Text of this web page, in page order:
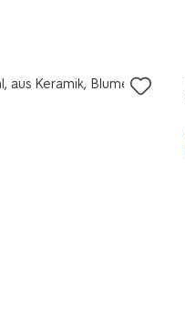
aus Keramik, Blume, mit